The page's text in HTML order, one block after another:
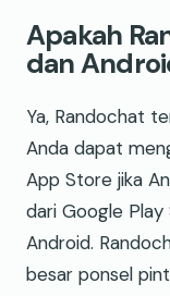
Apakah
dan
Ya, Randochat
Anda dapat
App Store jika
dari Google
Android.
besar ponsel